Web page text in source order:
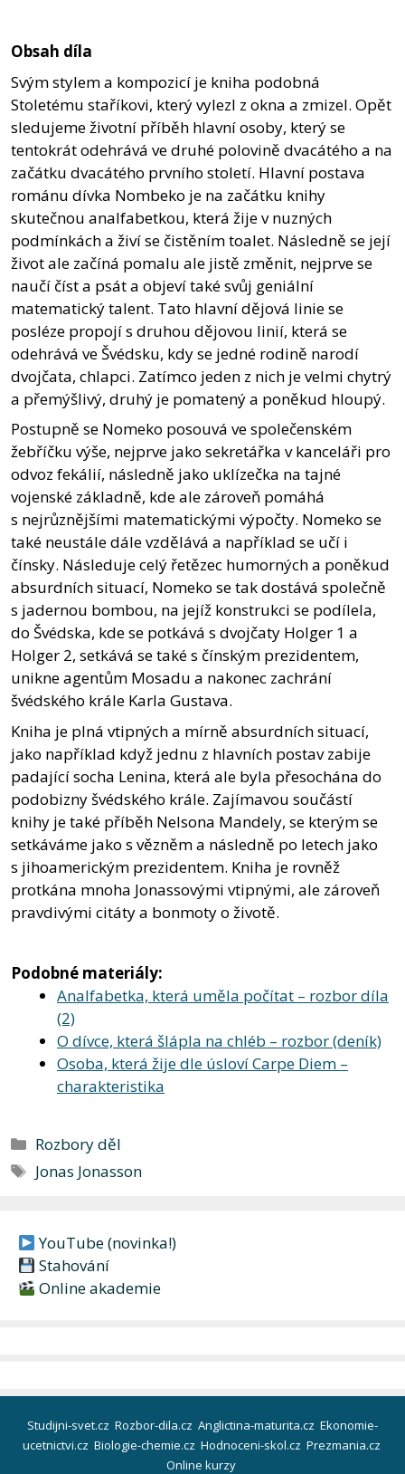
Obsah díla
Svým stylem a kompozicí je kniha podobná
Stoletému staříkovi, který vylezl z okna a zmizel. Opět
sledujeme životní příběh hlavní osoby, který se
tentokrát odehrává ve druhé polovině dvacátého a na
začátku dvacátého prvního století. Hlavní postava
románu dívka Nombeko je na začátku knihy
skutečnou analfabetkou, která žije v nuzných
podmínkách a živí se čistěním toalet. Následně se její
život ale začíná pomalu ale jistě změnit, nejprve se
naučí číst a psát a objeví také svůj geniální
matematický talent. Tato hlavní dějová linie se
posléze propojí s druhou dějovou linií, která se
odehrává ve Švédsku, kdy se jedné rodině narodí
dvojčata, chlapci. Zatímco jeden z nich je velmi chytrý
a přemýšlivý, druhý je pomatený a poněkud hloupý.
Postupně se Nomeko posouvá ve společenském
žebříčku výše, nejprve jako sekretářka v kanceláři pro
odvoz fekálií, následně jako uklízečka na tajné
vojenské základně, kde ale zároveň pomáhá
s nejrůznějšími matematickými výpočty. Nomeko se
také neustále dále vzdělává a například se učí i
čínsky. Následuje celý řetězec humorných a poněkud
absurdních situací, Nomeko se tak dostává společně
s jadernou bombou, na jejíž konstrukci se podílela,
do Švédska, kde se potkává s dvojčaty Holger 1 a
Holger 2, setkává se také s čínským prezidentem,
unikne agentům Mosadu a nakonec zachrání
švédského krále Karla Gustava.
Kniha je plná vtipných a mírně absurdních situací,
jako například když jednu z hlavních postav zabije
padající socha Lenina, která ale byla přesochána do
podobizny švédského krále. Zajímavou součástí
knihy je také příběh Nelsona Mandely, se kterým se
setkáváme jako s vězněm a následně po letech jako
s jihoamerickým prezidentem. Kniha je rovněž
protkána mnoha Jonassovými vtipnými, ale zároveň
pravdivými citáty a bonmoty o životě.
Podobné materiály:
Analfabetka, která uměla počítat – rozbor díla
(2)
O dívce, která šlápla na chléb – rozbor (deník)
Osoba, která žije dle úsloví Carpe Diem –
charakteristika
Rubriky
Rozbory děl
Štítky
Jonas Jonasson
YouTube (novinka!)
Stahování
Online akademie
Studijni-svet.cz Rozbor-dila.cz Anglictina-maturita.cz Ekonomie-
ucetnictvi.cz Biologie-chemie.cz Hodnoceni-skol.cz Prezmania.cz
Online kurzy